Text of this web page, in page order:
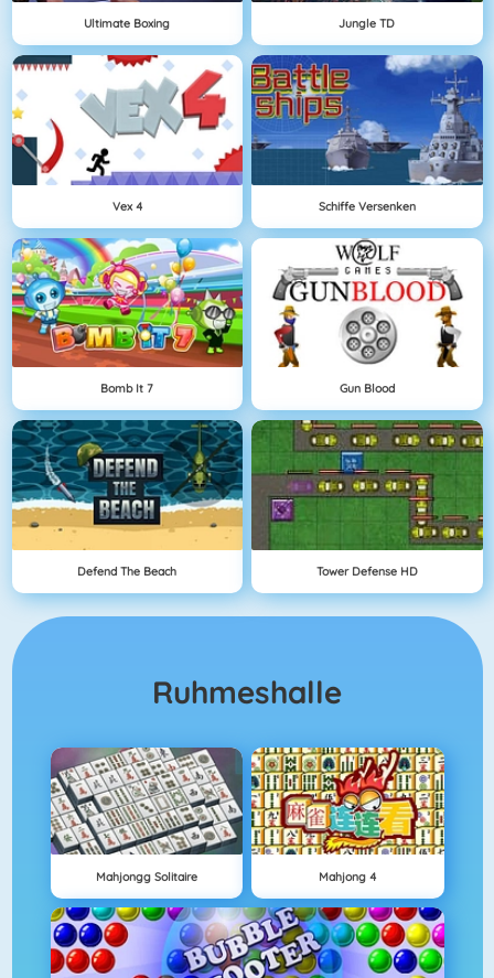
Ultimate Boxing Jungle TD
Vex 4 Schiffe Versenken
Bomb It 7 Gun Blood
Defend The Beach Tower Defense HD
Ruhmeshalle
Mahjongg Solitaire Mahjong 4